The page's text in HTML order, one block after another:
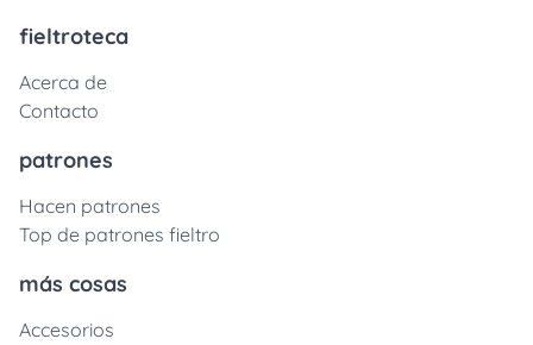
fieltroteca
Acerca de
Contacto
patrones
Hacen patrones
Top de patrones fieltro
más cosas
Accesorios